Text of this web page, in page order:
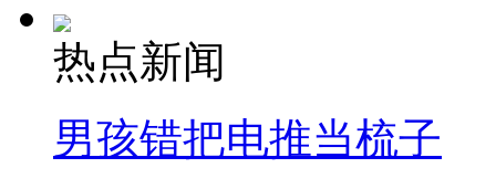
司机酒驾遇交警 急速倒车逃窜
热点新闻
男孩错把电推当梳子